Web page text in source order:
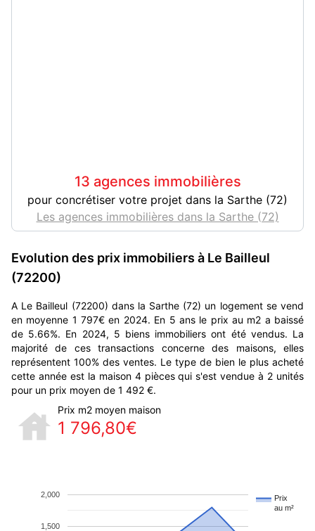
13 agences immobilières
pour concrétiser votre projet dans la Sarthe (72)
Les agences immobilières dans la Sarthe (72)
Evolution des prix immobiliers à Le Bailleul
(72200)
A Le Bailleul (72200) dans la Sarthe (72) un logement se vend
en moyenne 1 797€ en 2024. En 5 ans le prix au m2 a baissé
de 5.66%. En 2024, 5 biens immobiliers ont été vendus. La
majorité de ces transactions concerne des maisons, elles
représentent 100% des ventes. Le type de bien le plus acheté
cette année est la maison 4 pièces qui s'est vendue à 2 unités
pour un prix moyen de 1 492 €.
Prix m2 moyen maison
1 796,80€
Prix
au m²
1,500
2,000